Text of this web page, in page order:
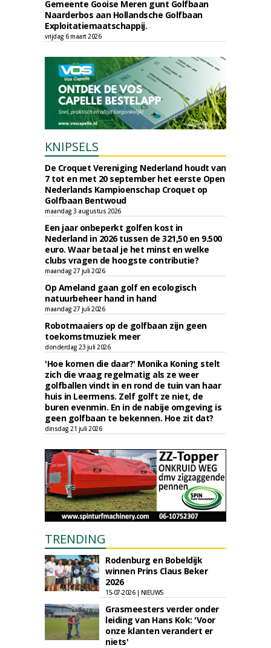
Gemeente Gooise Meren gunt Golfbaan
Naarderbos aan Hollandsche Golfbaan
Exploitatiemaatschappij.
vrijdag 6 maart 2026
KNIPSELS
De Croquet Vereniging Nederland houdt van
7 tot en met 20 september het eerste Open
Nederlands Kampioenschap Croquet op
Golfbaan Bentwoud
maandag 3 augustus 2026
Een jaar onbeperkt golfen kost in
Nederland in 2026 tussen de 321,50 en 9.500
euro. Waar betaal je het minst en welke
clubs vragen de hoogste contributie?
maandag 27 juli 2026
Op Ameland gaan golf en ecologisch
natuurbeheer hand in hand
maandag 27 juli 2026
Robotmaaiers op de golfbaan zijn geen
toekomstmuziek meer
donderdag 23 juli 2026
'Hoe komen die daar?' Monika Koning stelt
zich die vraag regelmatig als ze weer
golfballen vindt in en rond de tuin van haar
huis in Leermens. Zelf golft ze niet, de
buren evenmin. En in de nabije omgeving is
geen golfbaan te bekennen. Hoe zit dat?
dinsdag 21 juli 2026
TRENDING
Rodenburg en Bobeldijk
winnen Prins Claus Beker
2026
15-07-2026 | NIEUWS
Grasmeesters verder onder
leiding van Hans Kok: 'Voor
onze klanten verandert er
niets'